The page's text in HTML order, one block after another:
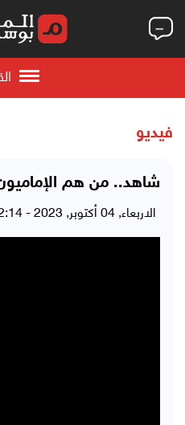
فيديو
شاهد.. من هم
الاربعاء, 04 أكتوبر, 2023 - 02:14 مساءً